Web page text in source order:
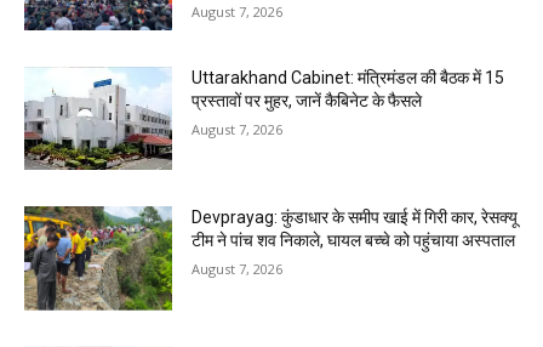
August 7, 2026
Uttarakhand Cabinet: मंत्रिमंडल की बैठक में 15
प्रस्तावों पर मुहर, जानें कैबिनेट के फैसले
August 7, 2026
Devprayag: कुंडाधार के समीप खाई में गिरी कार, रेसक्यू
टीम ने पांच शव निकाले, घायल बच्चे को पहुंचाया अस्पताल
August 7, 2026